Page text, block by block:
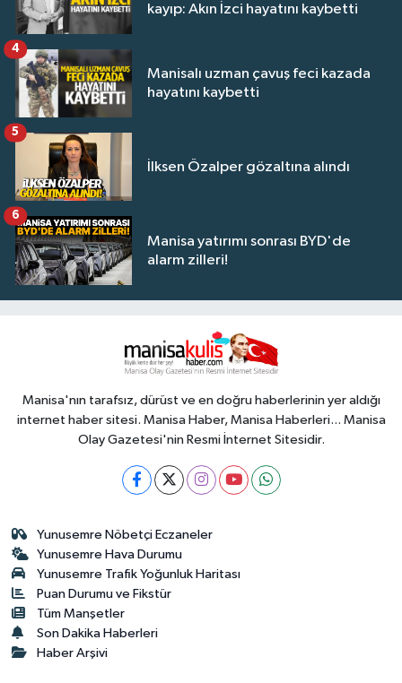
kayıp: Akın İzci hayatını kaybetti
Manisalı uzman çavuş feci kazada
hayatını kaybetti
4
İlksen Özalper gözaltına alındı
5
Manisa yatırımı sonrası BYD'de
alarm zilleri!
6
Manisa'nın tarafsız, dürüst ve en doğru haberlerinin yer aldığı
internet haber sitesi. Manisa Haber, Manisa Haberleri... Manisa
Olay Gazetesi'nin Resmi İnternet Sitesidir.
Yunusemre Nöbetçi Eczaneler
Yunusemre Hava Durumu
Yunusemre Trafik Yoğunluk Haritası
Puan Durumu ve Fikstür
Tüm Manşetler
Son Dakika Haberleri
Haber Arşivi